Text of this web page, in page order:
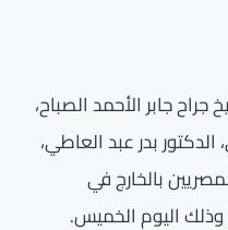
جراح جابر الأحمد الصباح،
بدر عبد العاطي،
بالخارج في
اليوم الخميس.